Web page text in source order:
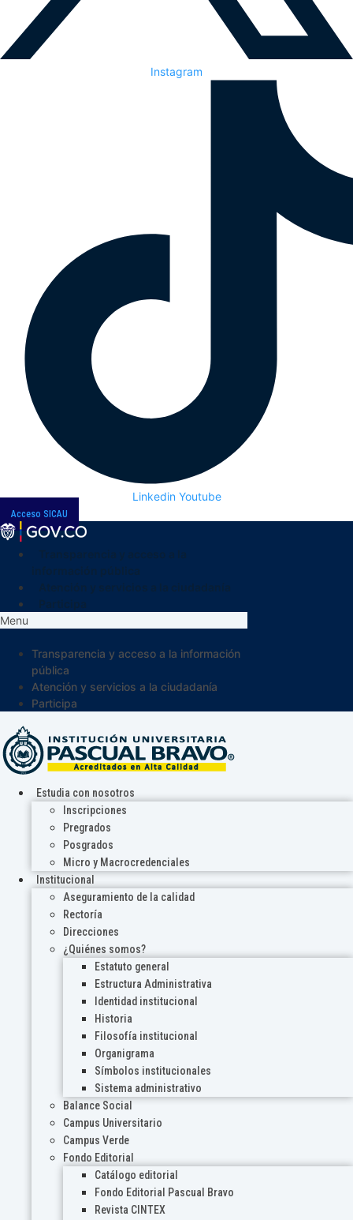
Instagram
Linkedin Youtube
Acceso SICAU
Menu
Transparencia y acceso a la información
pública
Atención y servicios a la ciudadanía
Participa
Estudia con nosotros
Inscripciones
Pregrados
Posgrados
Micro y Macrocredenciales
Institucional
Aseguramiento de la calidad
Rectoría
Direcciones
¿Quiénes somos?
Estatuto general
Estructura Administrativa
Identidad institucional
Historia
Filosofía institucional
Organigrama
Símbolos institucionales
Sistema administrativo
Balance Social
Campus Universitario
Campus Verde
Fondo Editorial
Catálogo editorial
Fondo Editorial Pascual Bravo
Revista CINTEX